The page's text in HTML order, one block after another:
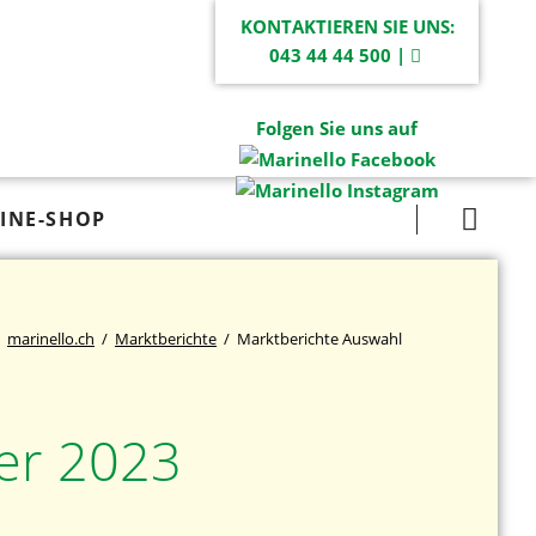
KONTAKTIEREN SIE UNS:
043 44 44 500 |
Folgen Sie uns auf
SHOP
marinello.ch Marktberichte Marktberichte Auswahl
2023